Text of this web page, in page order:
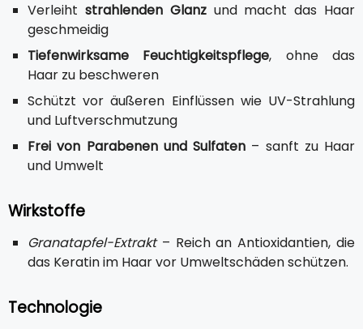
Verleiht strahlenden Glanzund macht das Haar
geschmeidig
Tiefenwirksame Feuchtigkeitspflege, ohne das
Haar zu beschweren
Schützt vor äußeren Einflüssen wie UV-Strahlung
und Luftverschmutzung
Frei von Parabenen und Sulfaten – sanft zu Haar
und Umwelt
Wirkstoffe
Granatapfel-Extrakt– Reich an Antioxidantien, die
das Keratin im Haar vor Umweltschäden schützen.
Technologie